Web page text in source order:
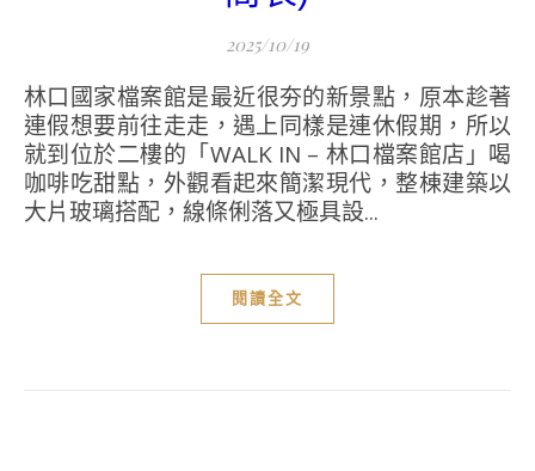
2025/10/19
林口國家檔案館是最近很夯的新景點，原本趁著
連假想要前往走走，遇上同樣是連休假期，所以
就到位於二樓的「WALK IN – 林口檔案館店」喝
咖啡吃甜點，外觀看起來簡潔現代，整棟建築以
大片玻璃搭配，線條俐落又極具設...
閱讀全文